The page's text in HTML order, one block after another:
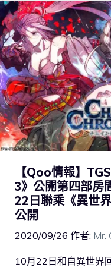
【Qoo情報】
3》公開第四部房
22日聯乘《異世
公開
2020/09/26 作者: Mr.
10月22日和自異世界